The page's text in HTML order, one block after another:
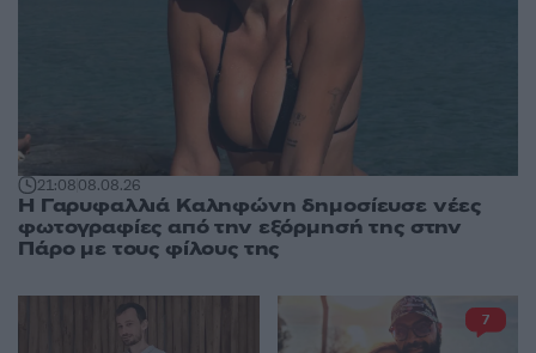
21:0808.08.26
Η Γαρυφαλλιά Καληφώνη δημοσίευσε νέες
φωτογραφίες από την εξόρμησή της στην
Πάρο με τους φίλους της
7